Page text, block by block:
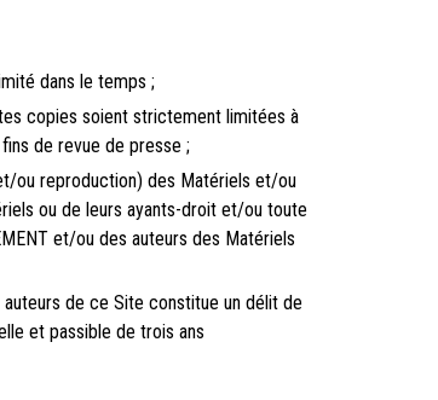
dans le temps ;
copies soient strictement limitées à
de revue de presse ;
ou reproduction) des Matériels et/ou
ou de leurs ayants-droit et/ou toute
et/ou des auteurs des Matériels
auteurs de ce Site constitue un délit de
et passible de trois ans